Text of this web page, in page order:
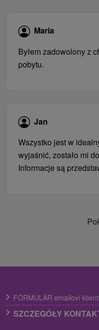
Maria
Byłem zadowolony z
pobytu.
Jan
Wszystko jest w
wyjaśnić, zostało mi
Informacje są
FORMULÁR emailoví
SZCZEGÓŁY